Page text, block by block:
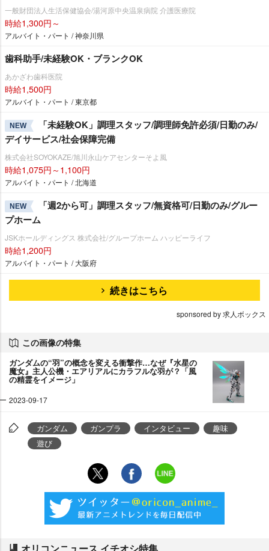
一般財団法人生活保健協会/湯河原中央温泉病院 介護医療院
時給1,300円～
アルバイト・パート / 神奈川県
歯科助手/未経験OK・ブランクOK
あかざわ歯科医院
時給1,500円
アルバイト・パート / 東京都
NEW
「未経験OK」調理スタッフ/調理師免許必須/日勤のみ/
デイサービス/社会保障完備
株式会社SOYOKAZE/旭川永山ケアセンターそよ風
時給1,075円～1,100円
アルバイト・パート / 北海道
NEW
「週2から可」調理スタッフ/無資格可/日勤のみ/グルー
プホーム
JSKホールディングス 株式会社/グループホーム ハッピーライフ
時給1,200円
アルバイト・パート / 大阪府
続きはこちら
sponsored by 求人ボックス
この画像の特集
ガンダムの“羽”の概念を変える衝撃作…なぜ『水星の
魔女』主人公機・エアリアルにカラフルな羽が？「風
の精霊をイメージ」
2023-09-17
ガンダム ガンプラ インタビュー
趣味
遊び